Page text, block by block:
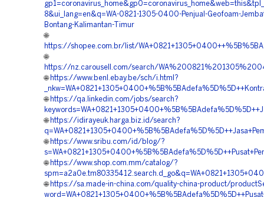
8&ui_lang=en&q=WA-0821-1305-0400-Penjual-Geofoam-
Bontang-Kalimantan-Timur
🌐
https://shopee.com.br/list/
🌐
https://nz.carousell.com/search/
🌐 https://www.benl.ebay.be/sch/i.html?
🌐 https://qa.linkedin.com/jobs/search?
🌐 https://idirayeuk.harga.biz.id/search?
🌐 https://www.sribu.com/id/blog/?
🌐 https://www.shop.com.mm/catalog/?
🌐 https://sa.made-in-china.com/quality-china-product/